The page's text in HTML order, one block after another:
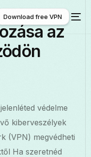
Download free VPN
az
védelme
kiberveszélyek
(VPN) megvédheti
Ha szeretnéd